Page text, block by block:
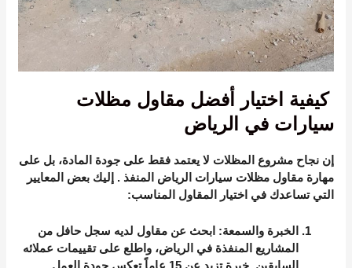
كيفية اختيار أفضل مقاول مظلات
سيارات في الرياض
إن نجاح مشروع المظلات لا يعتمد فقط على جودة المادة، بل على
مهارةمقاول مظلات سيارات الرياض المنفذ. إليك بعض المعايير
التي تساعدك في اختيار المقاول المناسب:
الخبرة والسمعة: ابحث عن مقاول لديه سجل حافل من
المشاريع المنفذة في الرياض، واطلع على تقييمات عملائه
السابقين. خبرة تزيد عن 15 عاماً تعكس جودة العمل
.